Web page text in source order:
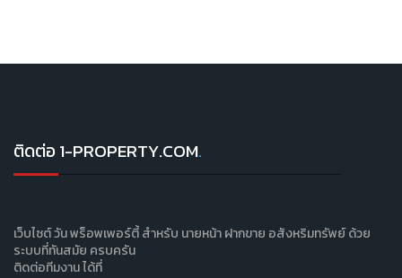
ติดต่อ 1-PROPERTY.COM.
เว็บไซต์ วัน พร็อพเพอร์ตี้ สำหรับ นายหน้า ฝากขาย อสังหริมทรัพย์ ด้วย
ระบบที่ทันสมัย ครบครัน
ติดต่อทีมงาน ได้ที่